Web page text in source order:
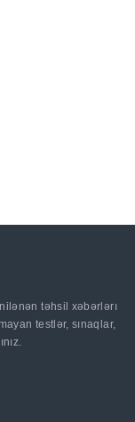
təhsil xəbərlərı
testlər, sınaqlar,